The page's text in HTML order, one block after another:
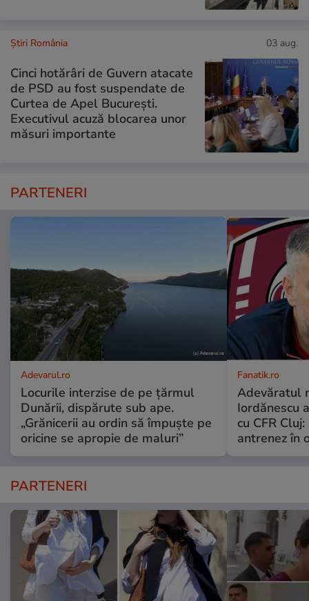
Știri România 03 aug.
Cinci hotărâri de Guvern atacate
de PSD au fost suspendate de
Curtea de Apel București.
Executivul acuză blocarea unor
măsuri importante
PARTENERI
Adevarul.ro
Locurile interzise de pe țărmul
Dunării, dispărute sub ape.
„Grănicerii au ordin să împuște pe
oricine se apropie de maluri”
Fanatik.ro
Adevăratul
Iordănescu
cu CFR
antrenez în
PARTENERI